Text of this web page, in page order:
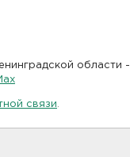
области -
связи